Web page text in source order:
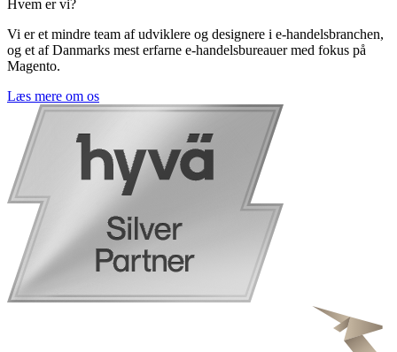
Hvem er vi?
Vi er et mindre team af udviklere og designere i e-handelsbranchen,
og et af Danmarks mest erfarne e-handelsbureauer med fokus på
Magento.
Læs mere om os